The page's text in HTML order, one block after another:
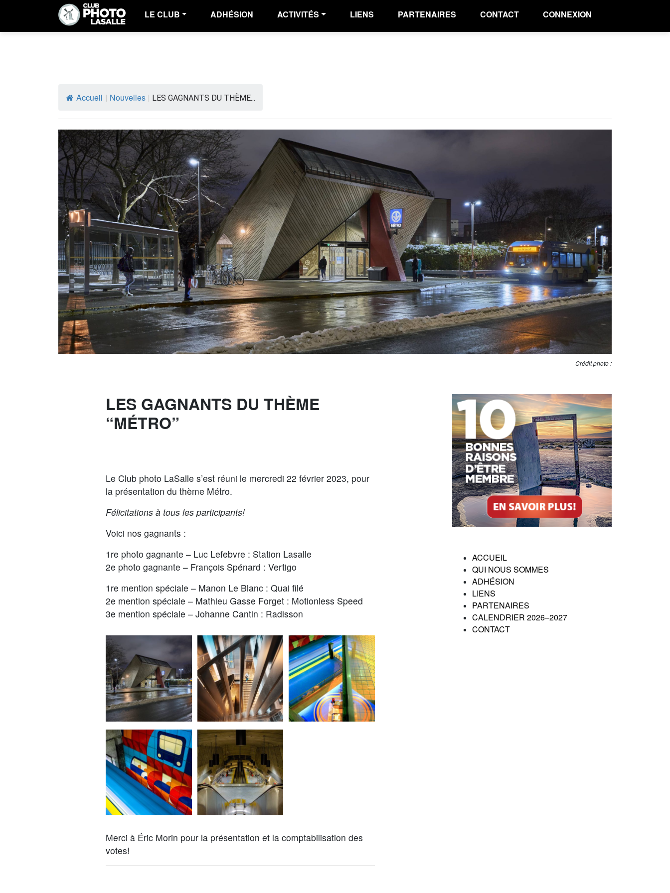
LE CLUB ADHÉSION ACTIVITÉS LIENS PARTENAIRES CONTACT CONNEXION
Accueil | Nouvelles | LES GAGNANTS DU THÈME...
Crédit photo :
LES GAGNANTS DU THÈME
“MÉTRO”
Le Club photo LaSalle s’est réuni le mercredi 22 février 2023, pour
la présentation du thème Métro.
Félicitations à tous les participants!
Voici nos gagnants :
1re photo gagnante – Luc Lefebvre : Station Lasalle
2e photo gagnante – François Spénard : Vertigo
1re mention spéciale – Manon Le Blanc : Quai filé
2e mention spéciale – Mathieu Gasse Forget : Motionless Speed
3e mention spéciale – Johanne Cantin : Radisson
Merci à Éric Morin pour la présentation et la comptabilisation des
votes!
ACCUEIL
QUI NOUS SOMMES
ADHÉSION
LIENS
PARTENAIRES
CALENDRIER 2026–2027
CONTACT